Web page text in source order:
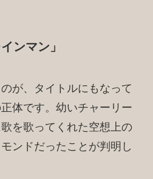
ンマン」
が、タイトルにもなって
体です。幼いチャーリー
を歌ってくれた空想上の
ンドだったことが判明し